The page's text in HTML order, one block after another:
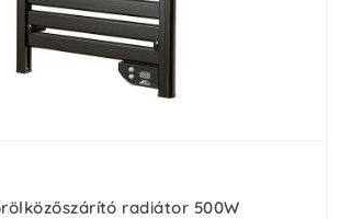
radiátor 500W